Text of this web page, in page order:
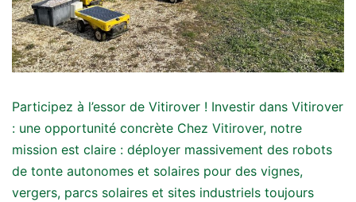
Participez à l’essor de Vitirover ! Investir dans Vitirover
: une opportunité concrète Chez Vitirover, notre
mission est claire : déployer massivement des robots
de tonte autonomes et solaires pour des vignes,
vergers, parcs solaires et sites industriels toujours